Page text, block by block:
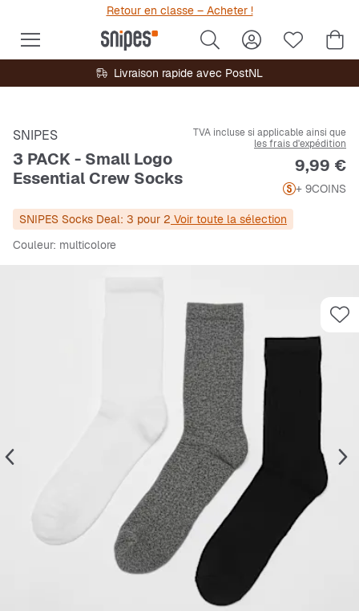
Retour en classe – Acheter !
Livraison rapide avec PostNL
SNIPES
3 PACK - Small Logo
Essential Crew Socks
TVA incluse si applicable ainsi que
les frais d'expédition
Prix
9,99 €
+ 9COINS
SNIPES Socks Deal: 3 pour 2 Voir toute la sélection
Couleur: multicolore